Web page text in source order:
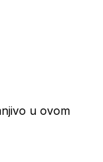
u ovom